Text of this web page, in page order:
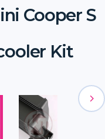
Cooper S
Kit